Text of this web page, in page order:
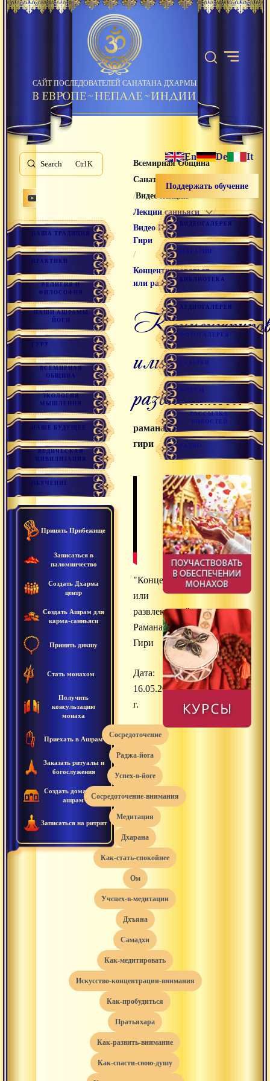
САЙТ ПОСЛЕДОВАТЕЛЕЙ САНАТАНА ДХАРМЫ
Search K
НАША ТРАДИЦИЯ
ПРАКТИКИ
РЕЛИГИЯ И
ФИЛОСОФИЯ
НАШИ АШРАМЫ
ЙОГИ
ГУРУ
ВСЕМИРНАЯ
ОБЩИНА
ЭКОЛОГИЯ
МЫШЛЕНИЯ
НАШЕ БУДУЩЕЕ
ВЕДИЧЕСКАЯ
ЦИВИЛИЗАЦИЯ
ОБУЧЕНИЕ
Принять Прибежище
Записаться в
паломничество
Создать Дхарма
центр
Создать Ашрам для
карма-санньяси
Принять дикшу
Стать монахом
Получить
консультацию
монаха
Приехать в Ашрам
Заказать ритуалы и
богослужения
Создать домашний
ашрам
Записаться на ритрит
Всемирная Община
Санатана Дхармы
/Видео лекции/
Лекции санньяси /
Видео Раманатха
Гири
/
Концентрироваться
или развлекаться
концентрироваться
или
развлекаться
раманатха
гири
"Концентрироваться
или
развлекаться",
Раманатха
Гири
Дата:
16.05.2020
г.
сосредоточение
раджа-йога
успех-в-йоге
сосредоточение-внимания
медитация
дхарана
как-стать-спокойнее
ом
учспех-в-медитации
дхъяна
самадхи
как-медитировать
искусство-концентрации-внимания
как-пробудиться
пратьяхара
как-развить-внимание
как-спасти-свою-душу
En De It
Поддержать обучение
ВИДЕОГАЛЕРЕЯ
МАГАЗИН
БИБЛИОТЕКА
АУДИОГАЛЕРЕЯ
ФОТОГАЛЕРЕЯ
ССЫЛКИ
ФОРУМ
РАССЫЛКА
НОВОСТЕЙ
РАДИО